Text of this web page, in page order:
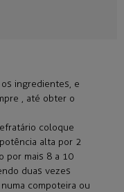
ingredientes, e
, até obter o
coloque
alta por 2
por mais 8 a 10
duas vezes
compoteira ou